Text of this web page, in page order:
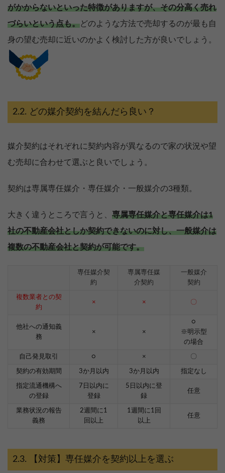
がかからないといった特徴がありますが、その分高く売れ
づらいという点も。どのような方法で売却するのが最も自
身の望む売却に近いのかよく検討した方が良いでしょう。
どの媒介契約を結んだら良い？
媒介契約はそれぞれに契約内容が異なるので家の状況や望
む売却に合わせて選ぶと良いでしょう。
契約は専属専任媒介・専任媒介・一般媒介の3種類。
大きく違うところで言うと、 専属専任媒介と専任媒介は1
社の不動産会社としか契約できないのに対し、一般媒介は
複数の不動産会社と契約が可能です。
専任媒介契
約
専属専任媒
介契約
一般媒介
契約
複数業者との契
約
× × 〇
他社への通知義
務
× ×
○
※明示型
の場合
自己発見取引 ○ × 〇
契約の有効期間 3か月以内 3か月以内 指定なし
指定流通機構へ
の登録
7日以内に
登録
5日以内に登
録
任意
業務状況の報告
義務
2週間に1
回以上
1週間に1回
以上
任意
【対策】専任媒介を契約以上を選ぶ